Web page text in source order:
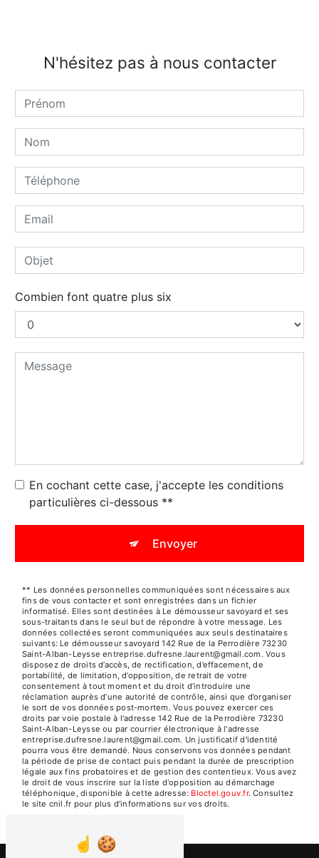
N'hésitez pas à nous contacter
Combien font quatre plus six
En cochant cette case, j'accepte les conditions
particulières ci-dessous **
Envoyer
** Les données personnelles communiquées sont nécessaires aux
fins de vous contacter et sont enregistrées dans un fichier
informatisé. Elles sont destinées à Le démousseur savoyard et ses
sous-traitants dans le seul but de répondre à votre message. Les
données collectées seront communiquées aux seuls destinataires
suivants: Le démousseur savoyard 142 Rue de la Perrodière 73230
Saint-Alban-Leysse entreprise.dufresne.laurent@gmail.com. Vous
disposez de droits d’accès, de rectification, d’effacement, de
portabilité, de limitation, d’opposition, de retrait de votre
consentement à tout moment et du droit d’introduire une
réclamation auprès d’une autorité de contrôle, ainsi que d’organiser
le sort de vos données post-mortem. Vous pouvez exercer ces
droits par voie postale à l'adresse 142 Rue de la Perrodière 73230
Saint-Alban-Leysse ou par courrier électronique à l'adresse
entreprise.dufresne.laurent@gmail.com. Un justificatif d'identité
pourra vous être demandé. Nous conservons vos données pendant
la période de prise de contact puis pendant la durée de prescription
légale aux fins probatoires et de gestion des contentieux. Vous avez
le droit de vous inscrire sur la liste d'opposition au démarchage
téléphonique, disponible à cette adresse:
Bloctel.gouv.fr. Consultez
le site cnil.fr pour plus d’informations sur vos droits.